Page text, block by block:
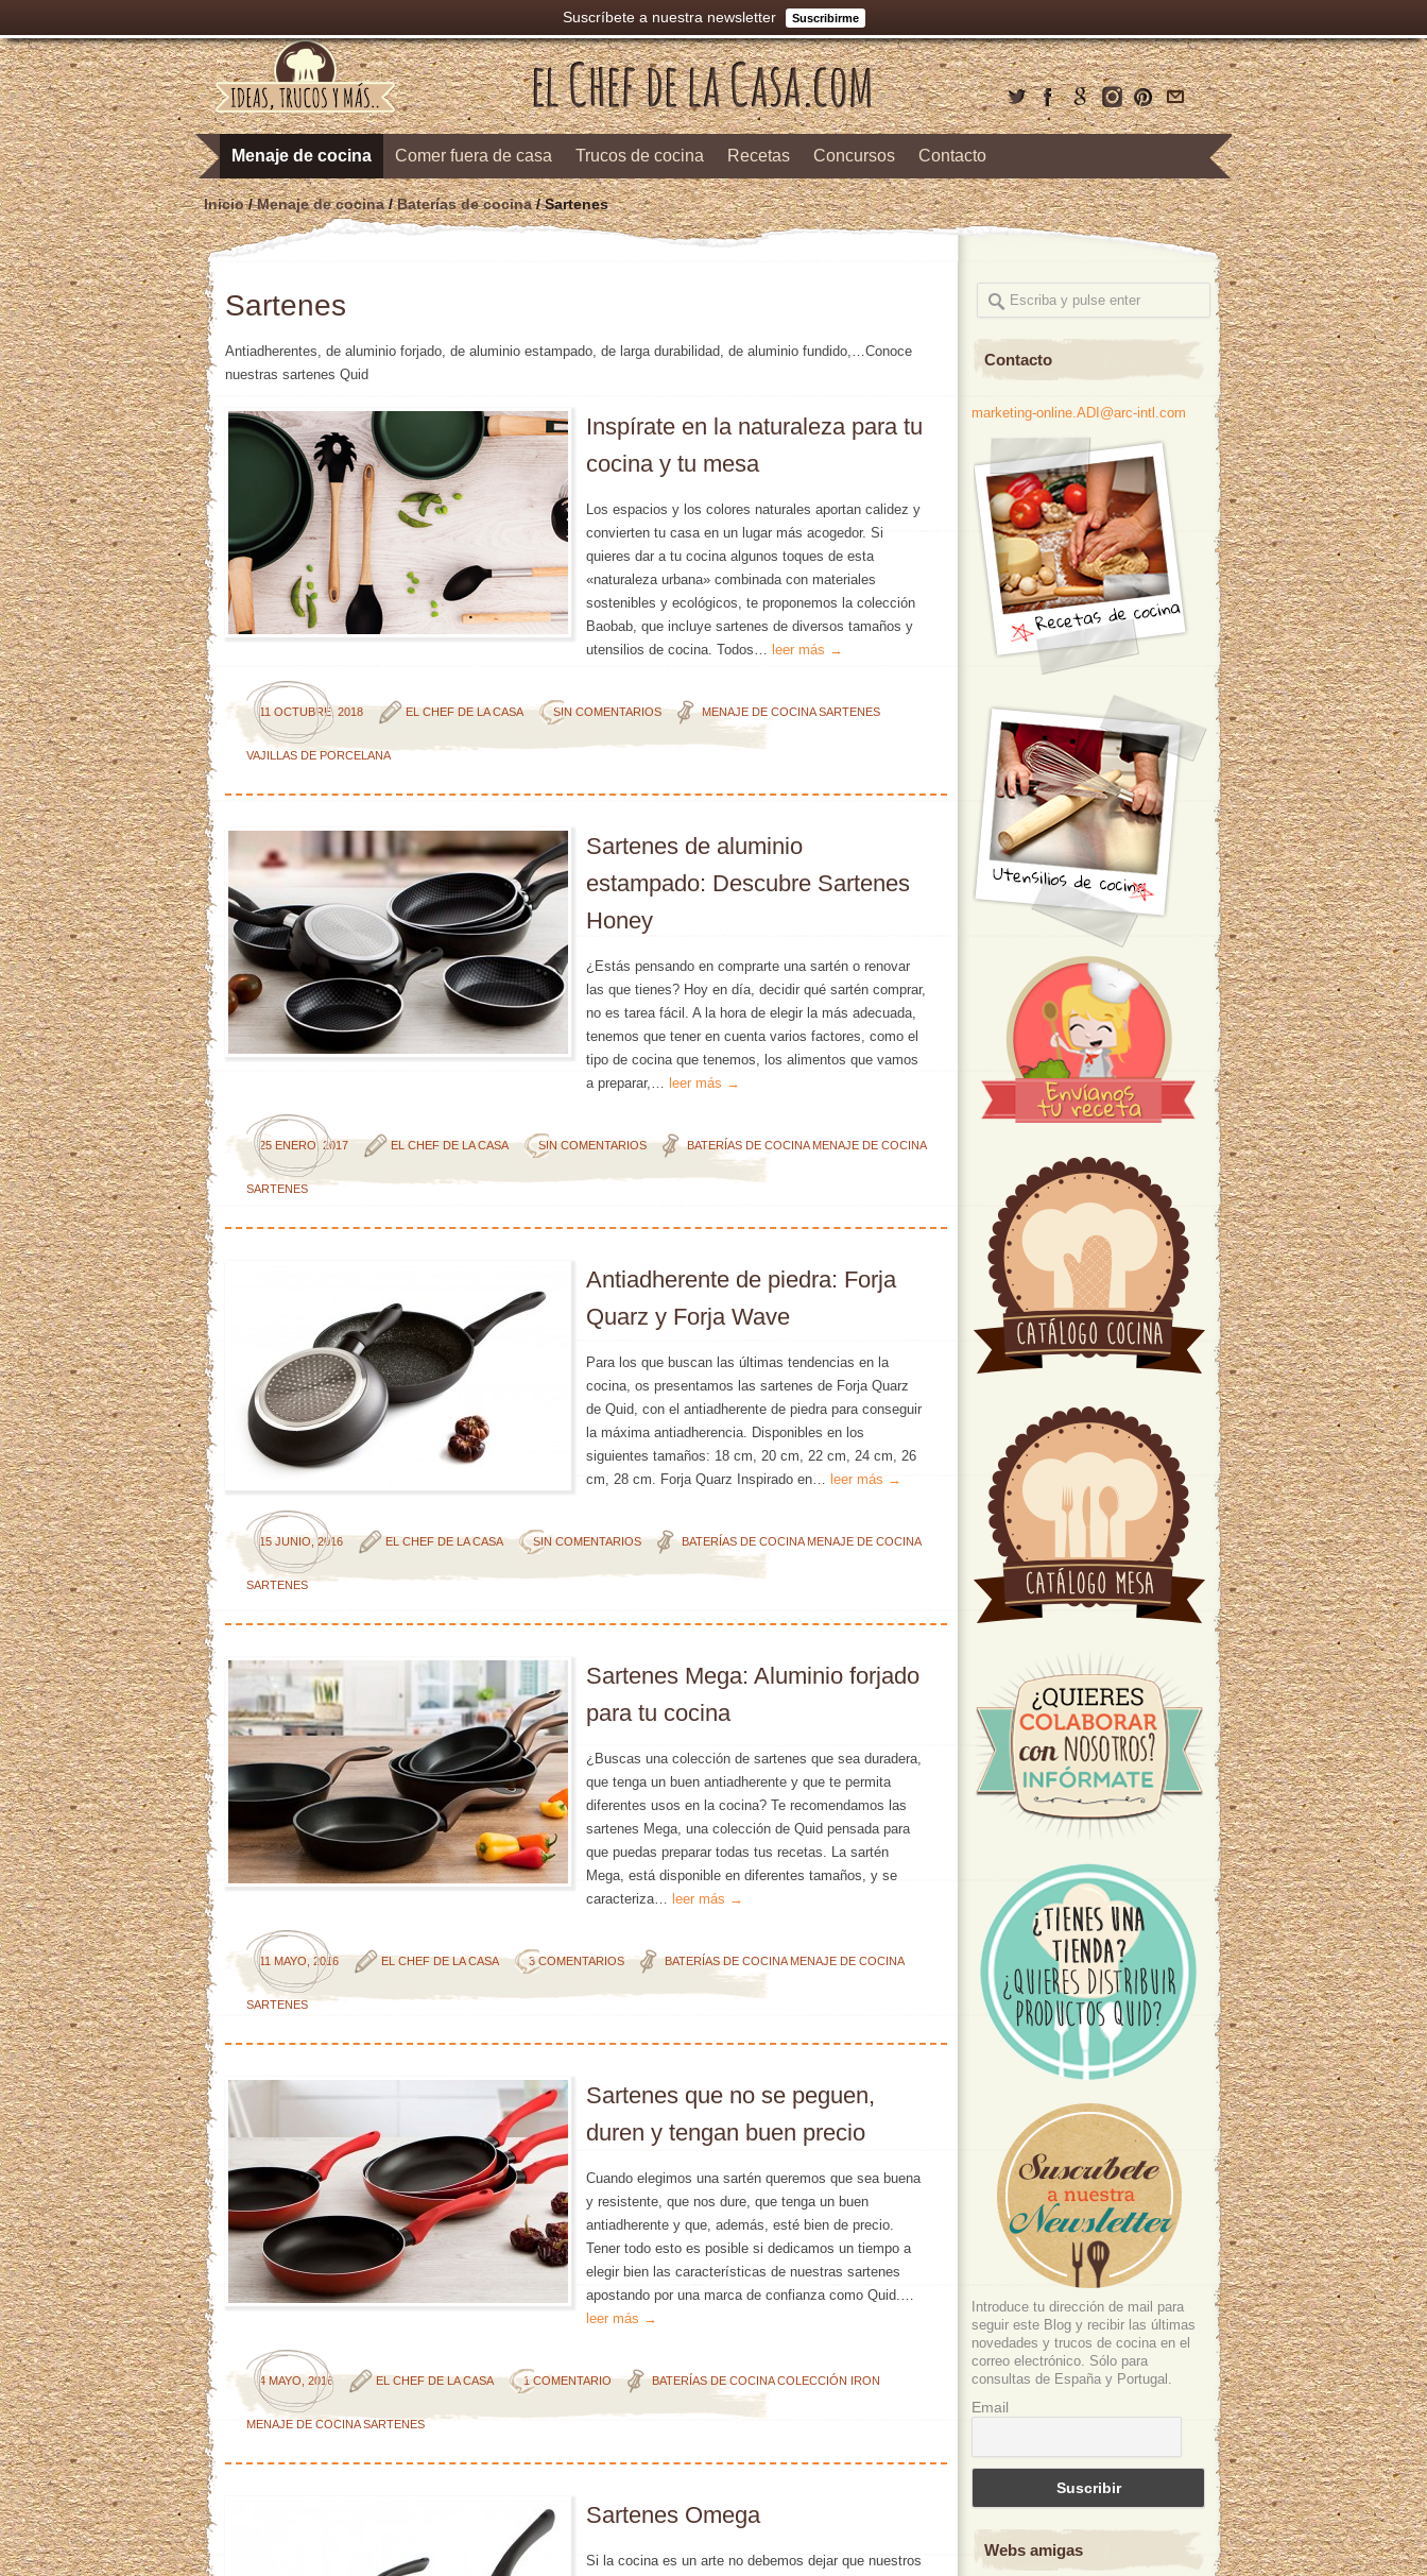
Suscríbete a nuestra newsletter Suscribirme
Menaje de cocina Comer fuera de casa Trucos de cocina Recetas Concursos Contacto
Inicio/Menaje de cocina/Baterías de cocina/ Sartenes
Sartenes
Antiadherentes, de aluminio forjado, de aluminio estampado, de larga durabilidad, de aluminio fundido,…Conoce
nuestras sartenes Quid
Inspírate en la naturaleza para tu
cocina y tu mesa
Los espacios y los colores naturales aportan calidez y
convierten tu casa en un lugar más acogedor. Si
quieres dar a tu cocina algunos toques de esta
«naturaleza urbana» combinada con materiales
sostenibles y ecológicos, te proponemos la colección
Baobab, que incluye sartenes de diversos tamaños y
utensilios de cocina. Todos… leer más →
11 OCTUBRE, 2018 EL CHEF DE LA CASA SIN COMENTARIOS MENAJE DE COCINA SARTENES
VAJILLAS DE PORCELANA
Sartenes de aluminio
estampado: Descubre Sartenes
Honey
¿Estás pensando en comprarte una sartén o renovar
las que tienes? Hoy en día, decidir qué sartén comprar,
no es tarea fácil. A la hora de elegir la más adecuada,
tenemos que tener en cuenta varios factores, como el
tipo de cocina que tenemos, los alimentos que vamos
a preparar,… leer más →
25 ENERO, 2017 EL CHEF DE LA CASA SIN COMENTARIOS BATERÍAS DE COCINA MENAJE DE COCINA
SARTENES
Antiadherente de piedra: Forja
Quarz y Forja Wave
Para los que buscan las últimas tendencias en la
cocina, os presentamos las sartenes de Forja Quarz
de Quid, con el antiadherente de piedra para conseguir
la máxima antiadherencia. Disponibles en los
siguientes tamaños: 18 cm, 20 cm, 22 cm, 24 cm, 26
cm, 28 cm. Forja Quarz Inspirado en… leer más →
15 JUNIO, 2016 EL CHEF DE LA CASA SIN COMENTARIOS BATERÍAS DE COCINA MENAJE DE COCINA
SARTENES
Sartenes Mega: Aluminio forjado
para tu cocina
¿Buscas una colección de sartenes que sea duradera,
que tenga un buen antiadherente y que te permita
diferentes usos en la cocina? Te recomendamos las
sartenes Mega, una colección de Quid pensada para
que puedas preparar todas tus recetas. La sartén
Mega, está disponible en diferentes tamaños, y se
caracteriza… leer más →
11 MAYO, 2016 EL CHEF DE LA CASA 3 COMENTARIOS BATERÍAS DE COCINA MENAJE DE COCINA
SARTENES
Sartenes que no se peguen,
duren y tengan buen precio
Cuando elegimos una sartén queremos que sea buena
y resistente, que nos dure, que tenga un buen
antiadherente y que, además, esté bien de precio.
Tener todo esto es posible si dedicamos un tiempo a
elegir bien las características de nuestras sartenes
apostando por una marca de confianza como Quid.…
leer más →
4 MAYO, 2016 EL CHEF DE LA CASA 1 COMENTARIO BATERÍAS DE COCINA COLECCIÓN IRON
MENAJE DE COCINA SARTENES
Sartenes Omega
Si la cocina es un arte no debemos dejar que nuestros
Contacto
marketing-online.ADI@arc-intl.com
Introduce tu dirección de mail para
seguir este Blog y recibir las últimas
novedades y trucos de cocina en el
correo electrónico. Sólo para
consultas de España y Portugal.
Email
Webs amigas